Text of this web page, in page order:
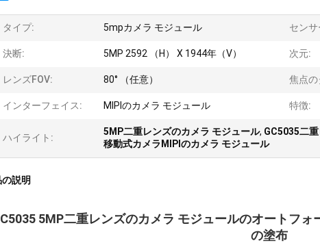
タイプ: 5mpカメラ モジュール センサ
決断: 5MP 2592 （H） X 1944年（V） 次元:
レンズFOV: 80° （任意） 焦点の
インターフェイス: MIPIのカメラ モジュール 特徴:
ハイライト:
5MP二重レンズのカメラ モジュール, GC5035二
移動式カメラMIPIのカメラ モジュール
説明
5MP二重レンズのカメラ モジュールのオートフ
の塗布